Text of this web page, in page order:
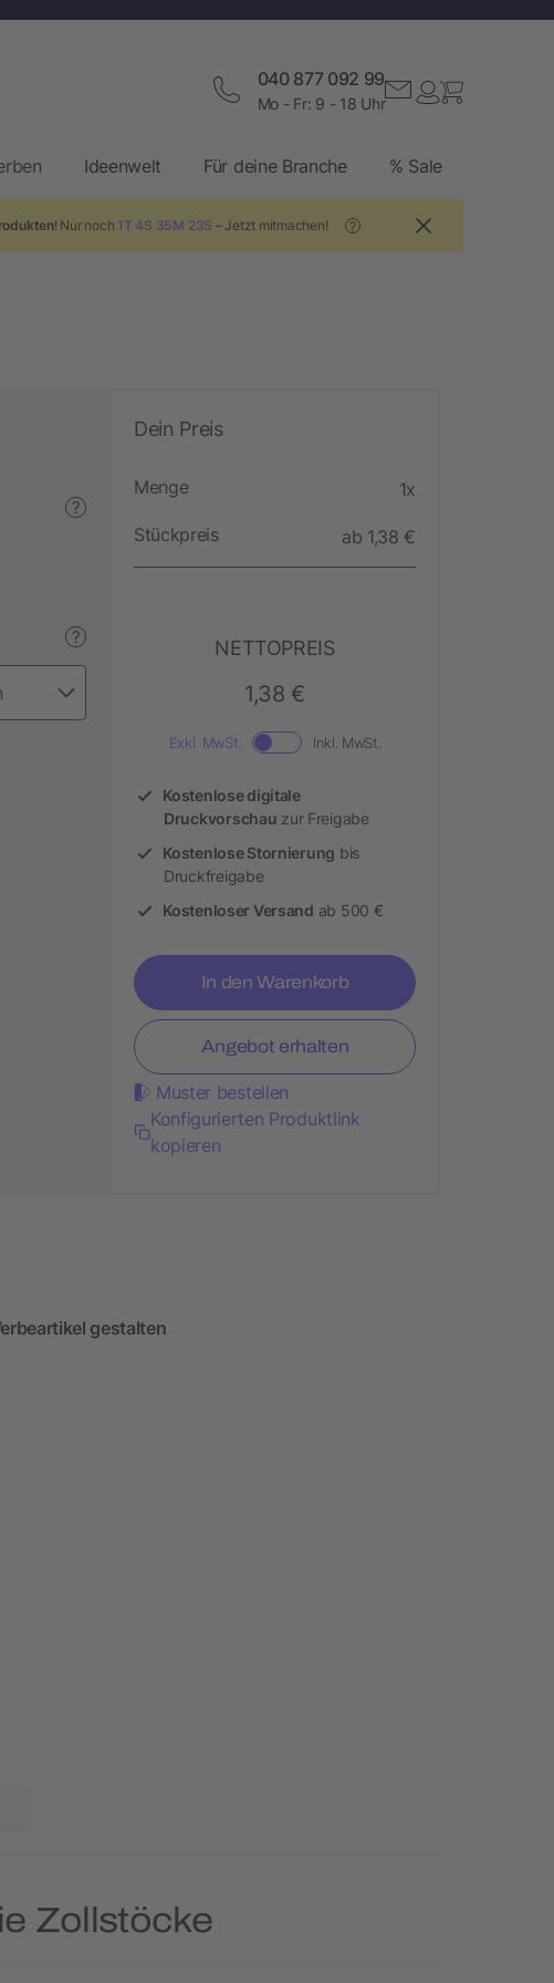
040 877 092 99
Mo - Fr: 9 - 18 Uhr
Ideenwelt Für deine Branche % Sale
! Nur noch 1T 4S 35M 22S – Jetzt mitmachen! ?
?
?
Dein Preis
Menge 1x
Stückpreis ab 1,38 €
NETTOPREIS
1,38 €
Exkl. MwSt. Inkl. MwSt.
Kostenlose digitale
Druckvorschau zur Freigabe
Kostenlose Stornierung bis
Druckfreigabe
Kostenloser Versand ab 500 €
In den Warenkorb
Angebot erhalten
Muster bestellen
Konfigurierten Produktlink
kopieren
gestalten
Zollstöcke